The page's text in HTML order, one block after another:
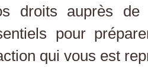
droits auprès
pour
qui vous est